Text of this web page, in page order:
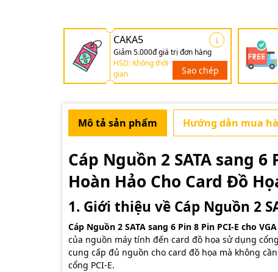
CAKA5
Giảm 5.000đ giá trị đơn hàng
HSD: Không thời
gian
Sao chép
Mô tả sản phẩm Hướng dẫn mua
Cáp Nguồn 2 SATA sang 6
Hoàn Hảo Cho Card Đồ
1. Giới thiệu về Cáp Nguồn 2
Cáp Nguồn 2 SATA sang 6 Pin 8 Pin PCI-E cho VGA​​​​​​​
của nguồn máy tính đến card đồ họa sử dụng
cung cấp đủ nguồn cho card đồ họa mà không
cổng PCI-E.